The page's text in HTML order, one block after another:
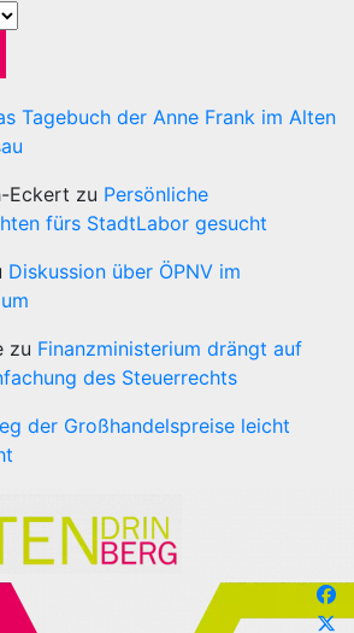
Tagebuch der Anne Frank im Alten
Eckert zu Persönliche
fürs StadtLabor gesucht
Diskussion über ÖPNV im
zu Finanzministerium drängt auf
des Steuerrechts
der Großhandelspreise leicht